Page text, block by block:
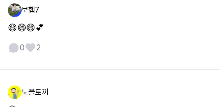
보헴7
😄😄😄💕
0 2
노을토끼